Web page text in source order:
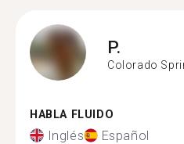
P.
Colorado
HABLA FLUIDO
Inglés Español